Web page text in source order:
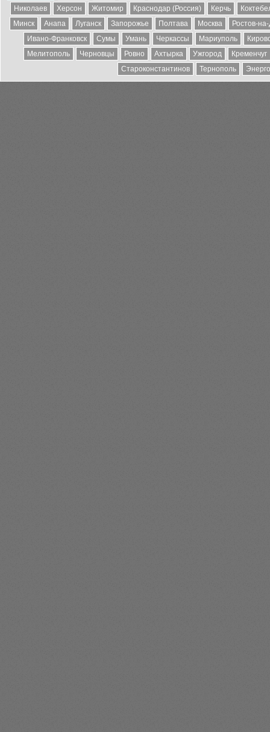
Николаев
Херсон Житомир Краснодар (Россия) Керчь
Минск
Анапа Луганск Запорожье Полтава Москва
Ростов-
Ивано-Франковск
Сумы Умань Черкассы Мариуполь
Мелитополь
Черновцы Ровно Ахтырка Ужгород
Кременчуг
Староконстантинов
Тернополь